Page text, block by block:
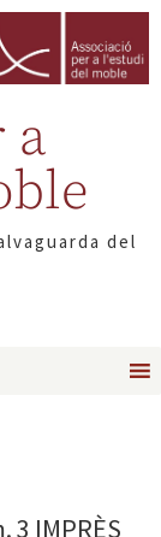
a
del
3 IMPRÈS